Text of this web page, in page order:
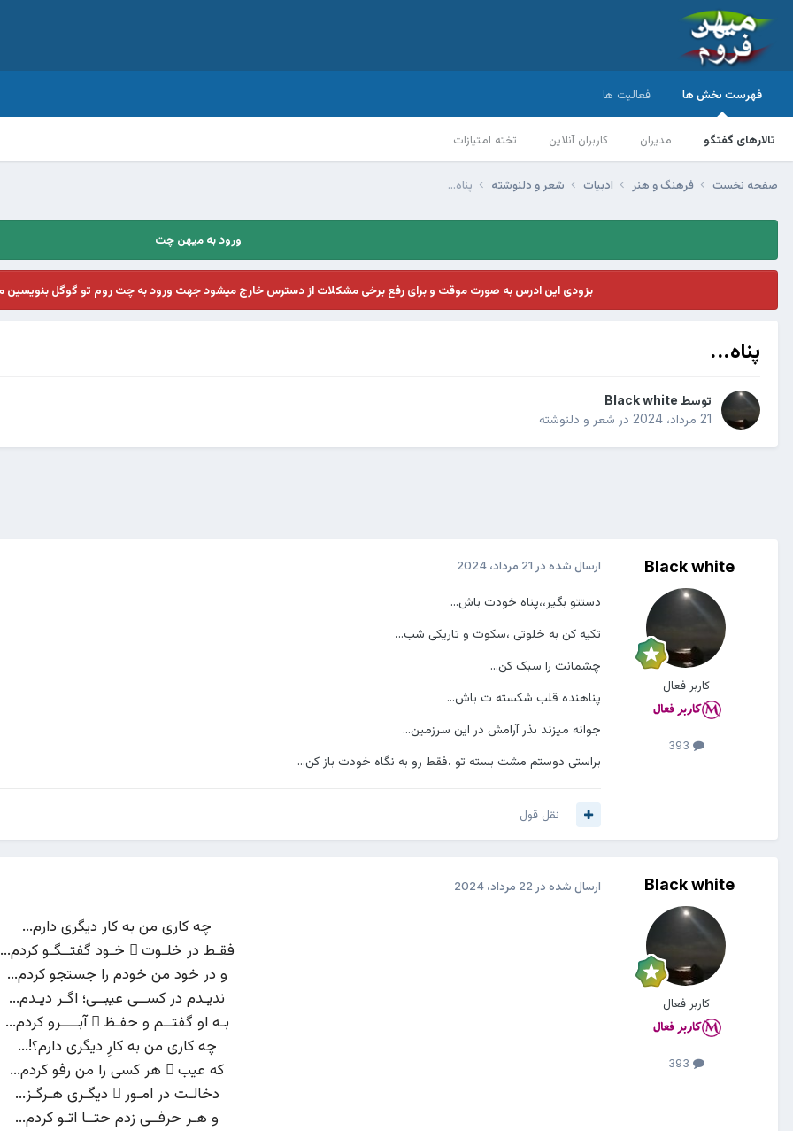
فهرست بخش ها
تالارهای گفتگو مدیران کاربران آنلاین تخته امتیازات
فعالیت ها
صفحه نخست فرهنگ و هنر ادبیات شعر و دلنوشته پناه...
ورود به میهن چت
بزودی این ادرس به صورت موقت و برای رفع برخی مشکلات از دسترس خارج میشود جهت ورود به چت روم تو گوگل بنویسین
پناه...
توسط Black white
21 مرداد، 2024
در شعر و دلنوشته
Black white
کاربر فعال
ارسال شده در 21 مرداد، 2024
دستتو بگیر،،پناه خودت باش...
تکیه کن به خلوتی ،سکوت و تاریکی شب...
چشمانت را سبک کن...
پناهنده قلب شکسته ت باش...
جوانه میزند بذر آرامش در این سرزمین...
براستی دوستم مشت بسته تو ،فقط رو به نگاه خودت باز کن...
نقل قول
Black white
کاربر فعال
ارسال شده در 22 مرداد، 2024
چه کاری من به کار دیگری دارم...
فقـط در خلـوت ِ خـود گفتــگـو کردم...
و در خود من خودم را جستجو کردم...
ندیـدم در کســی عیبــی؛ اگـر دیـدم...
بـه او گفتــم و حفـظ ِ آبــــرو کردم...
چه کاری من به کارِ دیگری دارم؟!...
که عیب ِ هر کسی را من رفو کردم...
دخالـت در امـور ِ دیگـری هـرگـز...
و هـر حرفــی زدم حتــا اتـو کردم...